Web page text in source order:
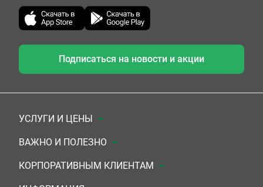
Подписаться на новости и акции
УСЛУГИ И ЦЕНЫ
Анализы
Комплексы
ВАЖНО И ПОЛЕЗНО
Документы для заключения договора
КОРПОРАТИВНЫМ КЛИЕНТАМ